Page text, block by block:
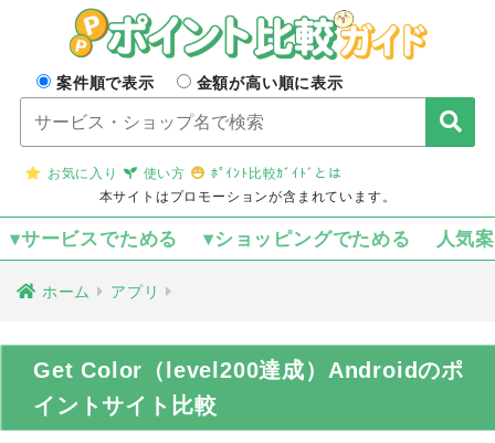
案件順で表示 金額が高い順に表示
お気に入り 使い方
ﾎﾟｲﾝﾄ比較ｶﾞｲﾄﾞとは
本サイトはプロモーションが含まれています。
▾サービスでためる ▾ショッピングでためる 人気
ホーム アプリ
Get Color（level200達成）Androidのポ
イントサイト比較